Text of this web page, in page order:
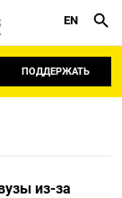
EN
ПОДДЕРЖАТЬ
из-за